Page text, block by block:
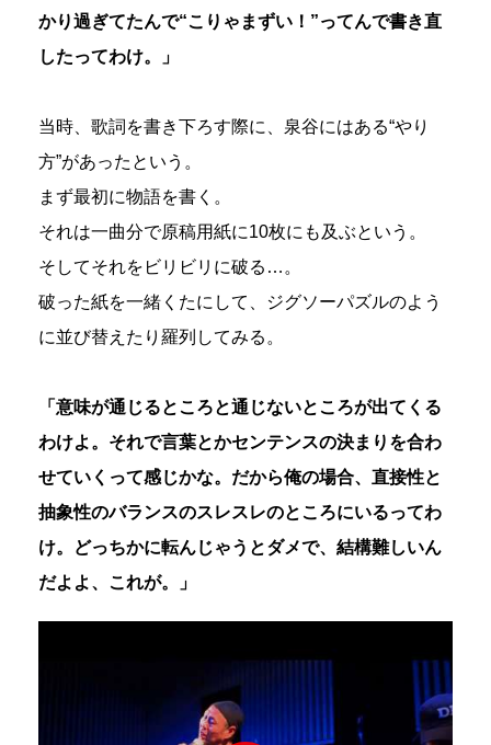
かり過ぎてたんで“こりゃまずい！”ってんで書き直
したってわけ。」
当時、歌詞を書き下ろす際に、泉谷にはある“やり
方”があったという。
まず最初に物語を書く。
それは一曲分で原稿用紙に10枚にも及ぶという。
そしてそれをビリビリに破る…。
破った紙を一緒くたにして、ジグソーパズルのよう
に並び替えたり羅列してみる。
「意味が通じるところと通じないところが出てくる
わけよ。それで言葉とかセンテンスの決まりを合わ
せていくって感じかな。だから俺の場合、直接性と
抽象性のバランスのスレスレのところにいるってわ
け。どっちかに転んじゃうとダメで、結構難しいん
だよよ、これが。」